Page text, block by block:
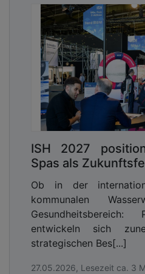
ISH 2027
Spas als
Ob in der
kommunalen
entwickeln sich
strategischen Bes[...]
27.05.2026, Lesezeit ca. 3